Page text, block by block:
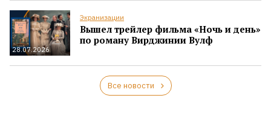
28.07.2026
Экранизации
Вышел трейлер фильма «Ночь и день»
по роману Вирджинии Вулф
Все новости